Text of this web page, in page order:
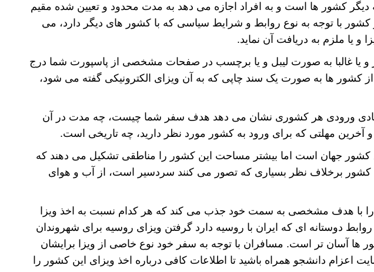
دیگر کشور ها است و به افراد اجازه می دهد به مدت محدود و تعیین شده مقیم
با توجه به نوع روابط و شرایط سیاسی که با کشور های دیگر دارد، می
و یا ملزم به دریافت آن نماید.
و یا غالبا به صورت لیبل و یا برچسب در صفحات مشخصی از پاسپورت شما درج
کشور ها به صورت یک سند چاپی که به آن ویزای الکترونیکی گفته می شود،
ورودی هر کشوری نشان می دهد هدف سفر شما چیست، چه مدت در آن
آخرین مهلتی که برای ورود به کشور مورد نظر دارید، چه تاریخی است.
کشور جهان است اما بیشتر مساحت این کشور را مناطقی تشکیل می دهند که
کشور برخلاف نظر بسیاری که تصور می کنند سردسیر است، از آب و هوای
را با هدف مشخصی به سمت خود جذب می کند که هر کدام نسبت به اخذ ویزا
روابط دوستانه ای که ایران با روسیه دارد گرفتن ویزای روسیه برای شهروندان
ها آسان تر است. مسافران با توجه به سفر خود نوع خاصی از ویزا برایشان
اعزام دانشجو همراه باشید تا اطلاعات کافی درباره اخذ ویزای این کشور را